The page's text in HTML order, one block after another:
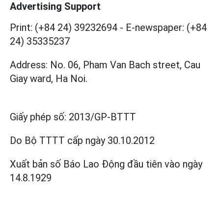
Advertising Support
Print: (+84 24) 39232694 - E-newspaper: (+84
24) 35335237
Address: No. 06, Pham Van Bach street, Cau
Giay ward, Ha Noi.
Giấy phép số: 2013/GP-BTTT
Do Bộ TTTT cấp ngày 30.10.2012
Xuất bản số Báo Lao Động đầu tiên vào ngày
14.8.1929